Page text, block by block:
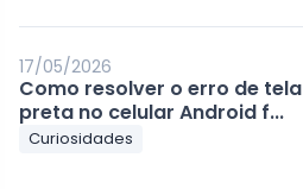
17/05/2026
Como resolver o erro de tela
preta no celular Android f...
Curiosidades